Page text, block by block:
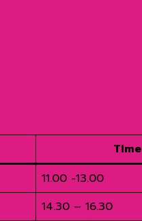
TIme
11.00 -13.00
14.30 – 16.30